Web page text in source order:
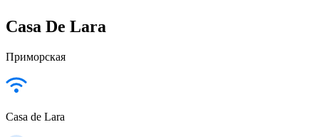
Casa De Lara
Приморская
Casa de Lara